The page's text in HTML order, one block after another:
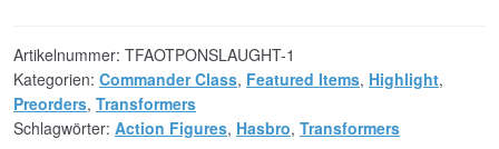
Artikelnummer: TFAOTPONSLAUGHT-1
Kategorien: Commander Class, Featured Items, Highlight,
Preorders, Transformers
Schlagwörter: Action Figures, Hasbro, Transformers